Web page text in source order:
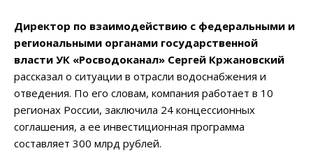
Директор по взаимодействию с федеральными и
региональными органами государственной
власти УК «Росводоканал» Сергей Кржановский
рассказал о ситуации в отрасли водоснабжения и
отведения. По его словам, компания работает в 10
регионах России, заключила 24 концессионных
соглашения, а ее инвестиционная программа
составляет 300 млрд рублей.